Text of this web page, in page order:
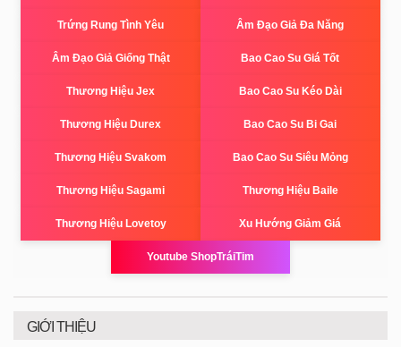
Trứng Rung Tình Yêu Âm Đạo Giả Đa Năng
Âm Đạo Giả Giống Thật Bao Cao Su Giá Tốt
Thương Hiệu Jex Bao Cao Su Kéo Dài
Thương Hiệu Durex Bao Cao Su Bi Gai
Thương Hiệu Svakom Bao Cao Su Siêu Mỏng
Thương Hiệu Sagami Thương Hiệu Baile
Thương Hiệu Lovetoy Xu Hướng Giảm Giá
Youtube ShopTráiTim
GIỚI THIỆU